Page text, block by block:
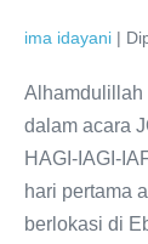
ima idayani |
Alhamdulillah
dalam acara
HAGI-IAGI-
hari pertama
berlokasi di